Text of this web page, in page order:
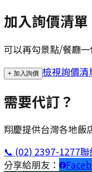
加入詢價清單
可以再勾景點/餐廳
+ 加入詢價 檢視詢價
需要代訂？
翔慶提供台灣各地飯
📞 (02) 2397-1277聯
分享給朋友：